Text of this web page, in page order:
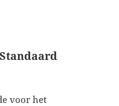
voor het